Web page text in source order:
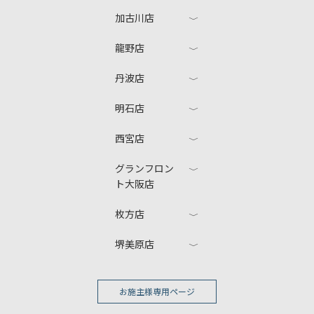
加古川店
龍野店
丹波店
明石店
西宮店
グランフロン
ト大阪店
枚方店
堺美原店
お施主様専用ページ